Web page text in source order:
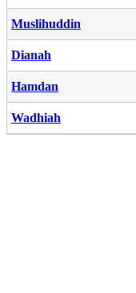
Muslihuddin
Dianah
Hamdan
Wadhiah